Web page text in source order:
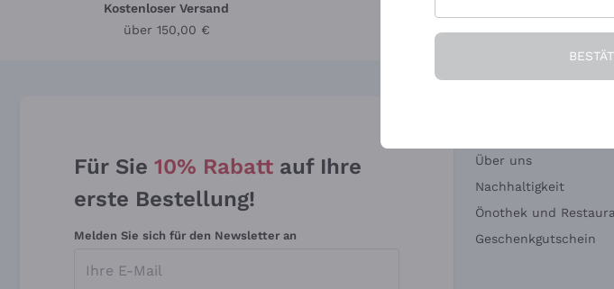
Kostenloser Versand
über 150,00 €
in Deutschland
Für Sie 10% Rabatt auf Ihre
erste Bestellung!
Melden Sie sich für den Newsletter an
Über uns
Nachhaltigkeit
Önothek und
Geschenkgutschein